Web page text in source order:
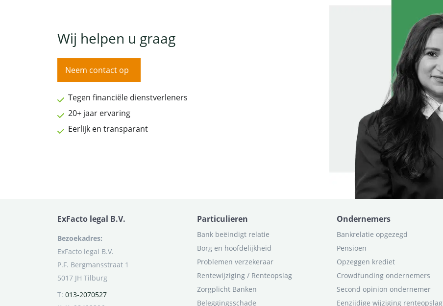
Wij helpen u graag
Neem contact op
Tegen financiële dienstverleners
20+ jaar ervaring
Eerlijk en transparant
ExFacto legal B.V.
Bezoekadres:
ExFacto legal B.V.
P.F. Bergmansstraat 1
5017 JH Tilburg
T: 013-2070527
Particulieren
Bank beëindigt relatie
Borg en hoofdelijkheid
Problemen verzekeraar
Rentewijziging / Renteopslag
Zorgplicht Banken
Beleggingsschade
Ondernemers
Bankrelatie opgezegd
Pensioen
Opzeggen krediet
Crowdfunding ondernemers
Second opinion ondernemer
Eenzijdige wijziging renteopslag